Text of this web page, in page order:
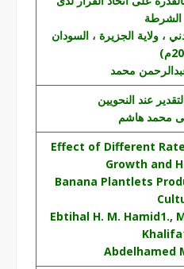
، ولاية الجزيرة ، السودان
محمد
عند النحويين
محمد هاشم
Effect of Different
Growth and
Banana Plantlets
Ebtihal H. M. Hamid1.,
Abdelhamed